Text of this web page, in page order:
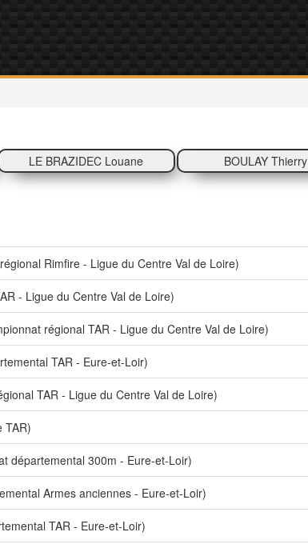
LE BRAZIDEC Louane BOULAY Thierry
Rimfire - Ligue du Centre Val de Loire)
- Ligue du Centre Val de Loire)
régional TAR - Ligue du Centre Val de Loire)
TAR - Eure-et-Loir)
TAR - Ligue du Centre Val de Loire)
TAR)
départemental 300m - Eure-et-Loir)
Armes anciennes - Eure-et-Loir)
TAR - Eure-et-Loir)